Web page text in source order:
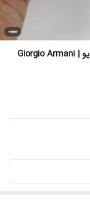
ادکلن جورجیو آرمانی استرانگر ویت یو | Giorgio Armani